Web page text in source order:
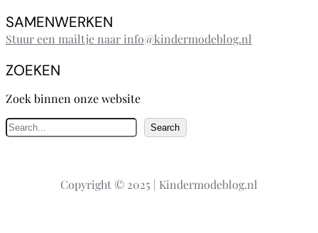
SAMENWERKEN
Stuur een mailtje naar info@kindermodeblog.nl
ZOEKEN
Zoek binnen onze website
Z
o
e
Search
Copyright © 2025 | Kindermodeblog.nl